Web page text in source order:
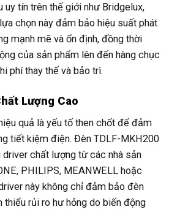
tín trên thế giới như Bridgelux,
chọn này đảm bảo hiệu suất phát
mạnh mẽ và ổn định, đồng thời
của sản phẩm lên đến hàng chục
phí thay thế và bảo trì.
Lượng Cao
quả là yếu tố then chốt để đảm
tiết kiệm điện. Đèn TDLF-MKH200
chất lượng từ các nhà sản
PHILIPS, MEANWELL hoặc
này không chỉ đảm bảo đèn
thiểu rủi ro hư hỏng do biến động